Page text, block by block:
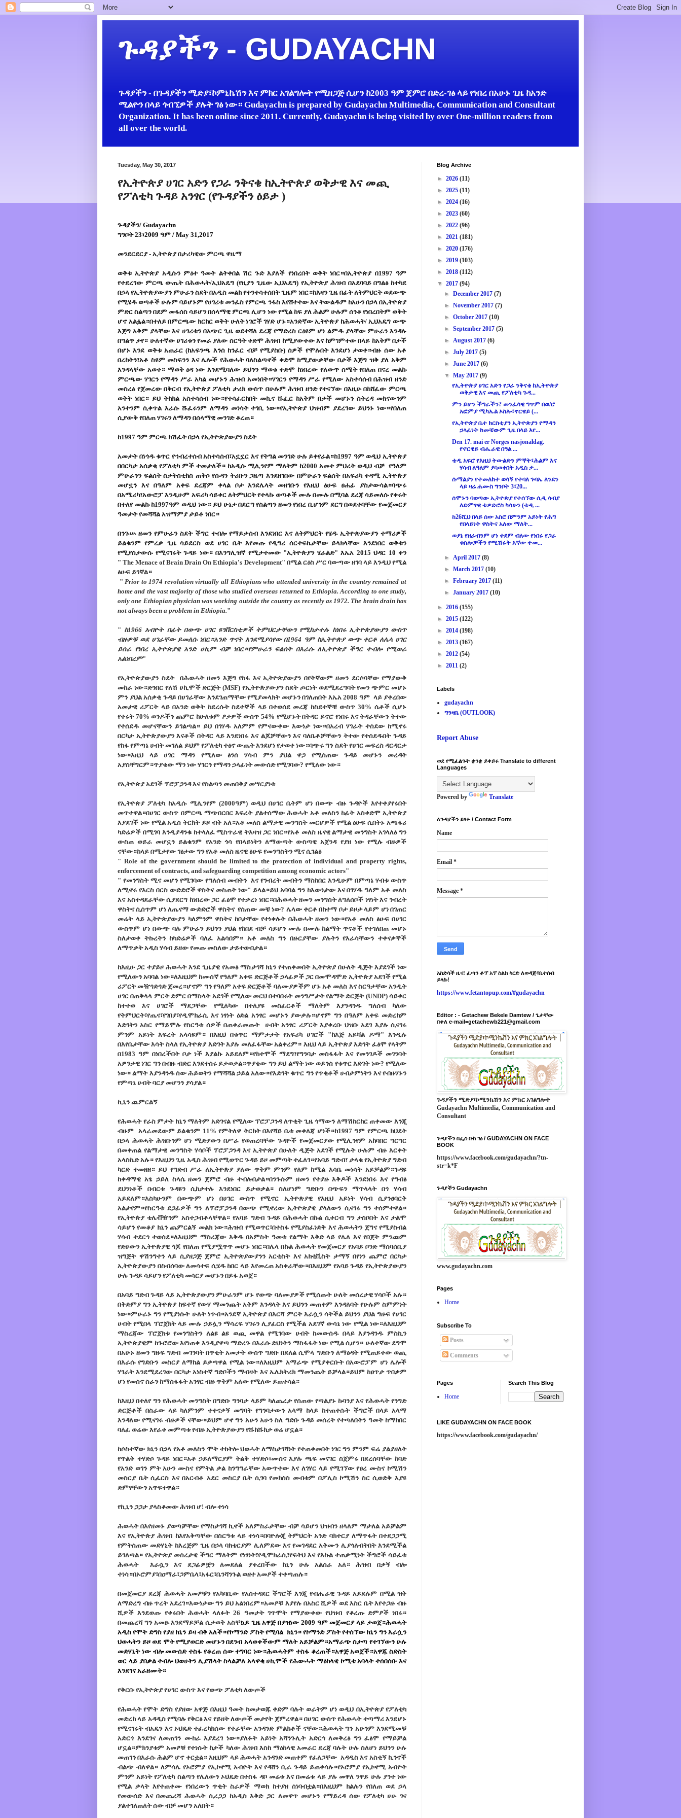
ጉዳያችን - GUDAYACHN
ጉዳያችን - በጉዳያችን ሚድያ፣ኮምኒኬሽን እና ምክር አገልግሎት የሚዘጋጅ ሲሆን ከ2003 ዓም ጀምሮ በድረ-ገፅ ላይ የነበረ በአሁኑ ጊዜ ከአንድ
ሚልዮን በላይ ጎብኚዎች ያሉት ገፅ ነው። Gudayachn is prepared by Gudayachn Multimedia, Communication and Consultant
Organization. It has been online since 2011. Currently, Gudayachn is being visited by over One-million readers from
all over the world.
Tuesday, May 30, 2017
የኢትዮጵያ ሀገር አድን የጋራ ንቅናቄ ከኢትዮጵያ ወቅታዊ እና መጪ
የፖለቲካ ጉዳይ አንፃር (የጉዳያችን ዕይታ )
ጉዳያችን/ Gudayachn
ግንቦት 23፣2009 ዓም / May 31,2017
መንደርደርያ- ኢትዮጵያ በታሪካዊው ምርጫ ዋዜማ
ወቅቱ ኢትዮጵያ አዲሱን ምዕተዓመት ልትቀበል ሽር ጉድ እያለች የነበረበት ወቅት ነበር።በኢትዮጵያ በ1997 ዓም
የተደረገው ምርጫ ውጤት በሕወሓት/ኢህአዴግ (የዚያን ጊዜው ኢህአዴግ) የኢትዮጵያ ሕዝብ በአደባባይ በግልፅ ከተካደ
በኃላ የኢትዮጵያውያን ምሁራንስደት በአዲስ መልክ የተንቀሳቀሰበት ጊዜም ነበር።ከእዛን ጊዜ በፊት ለትምህርት ወደውጭ
የሚሄዱ ወጣቶች ሁሉም ባይሆኑም የሀገሪቱ መንፈስ የምርጫ ንፋስ እየሸተተው እና ትውልዱም ከአሁን በኃላ በኢትዮጵያ
ምድር ስልጣን በደም መፋሰስ ሳይሆን በሰላማዊ ምርጫሊሆን ነው የሚል ከፍ ያለ ሕልም ሁሉም ሰንቆ የነበረበትም ወቅት
ሆኖ አልፏል።በተለይ በምርጫው ክርክር ወቅት ሁለት ነገሮች ገሃድ ሆኑ።አንድኛው ኢትዮጵያ ከሕወሓት/ ኢህአዴግ ውጭ
እጅግ አቅም ያላቸው እና ሀገሪቱን በአጭር ጊዜ ወደተሻለ ደረጃ የማድረስ ርዕዩም ሆነ ልምዱ ያላቸው ምሁራን እንዳሉ
በግልጥ ታየ። ሁለተኛው ሀገሪቱን የመራ ያለው ስርዓት ቀድሞ ሕዝብ ከሚያውቀው እና ከምገምተው በላይ ከአቅም በታች
በሆኑ እንደ ወቅቱ አጠራር (ከአፍንጫ እንሰ ከንፈር ብቻ የሚያስቡ) ሰዎች የሞሉበት እንደሆነ ታወቀ።ብዙ ሰው አቶ
በረከትን፣አቶ ስዩም መስፍንን እናሌሎች የሕወሓት ባለስልጣኖች ቀድሞ ከሚያውቃቸው በታች እጅግ ዝቅ ያለ አቅም
እንዳላቸው አወቀ። ማወቅ ዕዳ ነው እንደሚባለው ይህንን ማወቁ ቀድሞ ከነበረው የለውጥ ስሜት የበለጠ በናረ መልኩ
ምርጫው ሃገርን የማዳንሥራ አካል መሆኑን ሕዝብ አመነበት።ሃገርን የማዳን ሥራ የሚለው አስተሳሰብ በሕዝብ ዘንድ
መስረፅ የጀመረው በቅርብ የኢትዮጵያ ፖለቲካ ታሪክ ውስጥ በሁሉም ሕዝብ ዘንድ የተናኘው በእዚሁ በከሸፈው ምርጫ
ወቅት ነበር። ይህ ትክክል አስተሳሰብ ነው።የተሳፈርክበት መኪና ሹፌር ከአቅም በታች መሆኑን ስትረዳ መክናውንም
አንተንም ሲቀጥል እራሱ ሹፈሩንም ለማዳን መነሳት ተገቢ ነው።የኢትዮጵያ ህዝብም ያደረገው ይህንኑ ነው።የበለጠ
ሲያውቅ የበለጠ ሃገሩን ለማዳን በሰላማዊ መንገድ ቆረጠ።
ከ1997 ዓም ምርጫ ክሽፈት በኃላ የኢትዮጵያውያን ስደት
አመታት በነጎዱ ቁጥር የኅብረተሰብ አስተሳሰብ፣አኗኗር እና የትግል መንገድ ሁሉ ይቀየራል።ከ1997 ዓም ወዲህ ኢትዮጵያ
በበርካታ አሰቃቂ የፖለቲካ ምች ተመታለች። ከአዲሱ ሚሊንየም ማለትም ከ2000 አመተ ምህረት ወዲህ ብቻ የዓለም
ምሁራንን ፍልሰት ስታትስቲክስ ጠቅሶ የሱዳን ትሪቡን ጋዜጣ እንደዘገበው በምሁራን ፍልሰት በአፍሪካ ቀዳሚ ኢትዮጵያ
መሆኗን እና በዓለም አቀፍ ደረጃም ቀላል ቦታ እንደሌላት መዘገቡን የእዚህ ፅሁፍ ፀሐፊ ያስታውሳል።ባጭሩ
በአሜሪካ፣አውሮፓ እንዲሁም አፍሪካ ሳይቀር ለትምህርት የተላኩ ወጣቶች ሙሉ በሙሉ በሚባል ደረጃ ሳይመለሱ የቀሩት
በተለየ መልኩ ከ1997ዓም ወዲህ ነው። ይህ ሁኔታ በደርግ የስልጣን ዘመን የነበረ ቢሆንም ደርግ በወደቀባቸው የመጀመርያ
ዓመታት የመሻሻል አዝማምያ ታይቶ ነበር።
በንጉሡ ዘመን የምሁራን ስደት ችግር ተብሎ የማይታሰብ እንደነበር እና ለትምህርት የሄዱ ኢትዮጵያውያን ተማሪዎች
ይልቁንም የምረቃ ጊዜ ሳይደርስ ወደ ሀገር ቤት እየመጡ የዲግሪ ሰርተፍኬታቸው ይላክላቸው እንደነበር ወቅቱን
የሚያስታውሱ የሚናገሩት ጉዳይ ነው። በእንግሊዝኛ የሚታተመው "ኢትዮጵያን ሄራልድ" እኤአ 2015 ህዳር 10 ቀን
"The Menace of Brain Drain On Ethiopia's Development" በሚል ርዕስ ሥር ባውጣው ዘገባ ላይ እንዲህ የሚል
ፅሁፍ ይገኛል።
"Prior to 1974 revolution virtually all Ethiopians who attended university in the country remained at
home and the vast majority of those who studied overseas returned to Ethiopia. According to one study,
only one Ethiopian physician was working outside the country as recently as 1972. The brain drain has
not always been a problem in Ethiopia."
" ከ1966 አብዮት በፊት በውጭ ሀገር ዩንቨርስቲዎች ትምህርታቸውን የሚከታተሉ ከነበሩ ኢትዮጵያውያን ውስጥ
ብዙዎቹ ወደ ሀገራቸው ይመለሱ ነበር።አንድ ጥናት እንደሚያሳየው በ1964 ዓም ከኢትዮጵያ ውጭ ቀርቶ ለሌላ ሀገር
ይሰራ የነበረ ኢትዮጵያዊ አንድ ሀኪም ብቻ ነበር።የምሁራን ፍልሰት በእራሱ ለኢትዮጵያ ችግር ተብሎ የሚወራ
አልነበረም"
የኢትዮጵያውያን ስደት በሕወሓት ዘመን እጅግ የከፋ እና ኢትዮጵያውያን በየትኛውም ዘመን ደርሶባቸው የማያውቅ
መከራ ነው።ድንበር የለሽ ሀኪሞች ድርጅት (MSF) የኢትዮጵያውያን ስደት ጦርነት ወደሚደረግባት የመን ጭምር መሆኑ
ምን ያህል አሰቃቂ ጉዳይ በሀገራቸው እንደገጠማቸው የሚያመላክት መሆኑን በገለጠበት እኤአ 2008 ዓም ላይ ያቀረበው
አመታዊ ሪፖርት ላይ በአንድ ወቅት ከደረሱት ስደተኞች ላይ በተወሰደ መረጃ ከስደተኞቹ ውስጥ 30% ሴቶች ሲሆኑ
የቀሩት 70% ወንዶችንጨምሮ ከሁለቱም ፆታዎች ውስጥ 54% የሚሆኑት በትዳር ይኖሮ የነበሩ እና ትዳራቸውን ትተው
የተሰደዱ መሆናቸውን ይገልጣል። ይህ በገሃዱ አለምም የምናውቀው እውነታ ነው።በአረብ ሃገራት ተሰደው ከሚኖሩ
በርካታ ኢትዮጵያውያን እናቶች በትዳር ላይ እንደነበሩ እና ልጆቻቸውን እና ባለቤቶቻቸውን ትተው የተሰደዱበት ጉዳይ
የከፋ የምጣኔ ሀብት መገለል ይህም የፖለቲካ ተፅኖ ውጤት እንደሆነ የታወቀ ነው።ባጭሩ ግን ስደት የሀገር መፍረስ ዳርዳርታ
ነው።እዚህ ላይ ሀገር ማዳን የሚለው ፅንሰ ሃሳብ ምን ያህልዋጋ የሚሰጠው ጉዳይ መሆኑን መረዳት
አያስቸግርም።ጥያቄው ማን ነው ሃገርን የማዳን ኃላፊነት መውሰድ የሚገባው? የሚለው ነው።
የኢትዮጵያ አደገች ፕሮፓጋንዳ እና የስልጣን መጠበቅያ መሣርያነቱ
የኢትዮጵያ ፖለቲካ ከአዲሱ ሚሊንየም (2000ዓም) ወዲህ በሀገር ቤትም ሆነ በውጭ ብዙ ጉዳዮች እየተቀያየሩበት
መጥተዋል።በሀገር ውስጥ በምርጫ ማጭበርበር እፍረት ያልተሰማው ሕወሓት አቶ መለስን ከፊት አስቀድሞ ኢትዮጵያ
እያደገች ነው የሚል አዲስ ትርክት ይዞ ብቅ አለ።አቶ መለስ ልማታዊ መንግስት መርሆዎች የሚል ፅሁፍ ሲበትኑ አጫፋሪ
ካድሬዎች በሚገባ እንዲያዳንቁ ከተላለፈ ሚስጥራዊ ትእዛዝ ጋር ነበር።የአቶ መለስ ዜናዊ ልማታዊ መንግስት አገላለፅ ግን
ውስጠ ወይራ መሆኗን ይልቁንም የአንድ ጎሳ የበላይነትን ለማውጣት ውስጣዊ አጀንዳ የያዘ ነው የሚሉ ብዙዎች
ናቸው።ከላይ በሚታየው ገፅታው ግን የአቶ መለስ ዜናዊ ፅሁፍ የመንግስትን ሚና ሲገልፅ
" Role of the government should be limited to the protection of individual and property rights,
enforcement of contracts, and safeguarding competition among economic actors"
" የመንግስት ሚና መሆን የሚገባው የግለሰብ መብትን እና የንብረት መብትን ማስከበር እንዲሁም በምጣኔ ሃብቱ ውስጥ
ለሚኖሩ የእርስ በርስ ውድድሮች ዋስትና መስጠት ነው" ይላል።ይህ አባባል ግን ከእውነታው እና በገሃዱ ዓለም አቶ መለስ
እና አስተዳደራቸው ሲያደርግ ከነበረው ጋር ፈፅሞ የተቃረነ ነበር።በሕወሓት ዘመን መንግስት ለግለሰቦች ነፃነት እና ንብረት
ዋስትና ሲሰጥም ሆነ ለጤናማ ውድድሮች ዋስትና የሰጠው መቼ ነው? ሌላው ቀርቶ በከተማ ቦታ ይዞታ ላይም ሆነ በገጠር
መሬት ላይ ኢትዮጵያውያን ካለምንም ዋስትና ከቦታቸው የተነቀሉት በሕወሓት ዘመን ነው።የአቶ መለስ ፅሁፍ በሀገር
ውስጥም ሆነ በውጭ ባሉ ምሁራን ይህንን ያህል የከበደ ብቻ ሳይሆን ሙሉ በሙሉ ከልማት ጥናቶች የተገለበጠ መሆኑ
ስለታወቀ ትኩረትን ከካድሬዎች ባለፈ አልሳበም። አቶ መለስ ግን በዙርያቸው ያሉትን የእራሳቸውን ተቀናቃኞች
ለማጥቃት አዲስ ሃሳብ ይዘው የመጡ መስለው ታይተውበታል።
ከእዚሁ ጋር ተያይዞ ሕወሓት እንደ ጊዜያዊ የአመፅ ማስታገሻ ክኒን የተጠቀመበት ኢትዮጵያ በሁለት ዲጅት እያደገች ነው
የሚለውን አባባል ነው።ለእዚህም ከሙሰኛ የዓለም አቀፍ ድርጅቶች ኃላፊዎች ጋር በመሞዳሞድ ኢትዮጵያ አደገች የሚል
ሪፖርት መዥጎድጎድ ጀመረ።ሆኖም ግን የዓለም አቀፍ ድርጅቶች ባለሙያዎችም ሆኑ አቶ መለስ እና ስርዓታቸው አንዲት
ሀገር በጠቅላላ ምርት ድምር በማስላት አደገች የሚለው መርህ በተባበሩት መንግሥታት የልማት ድርጅት (UNDP) ሳይቀር
ከተተወ እና ሀገሮች ማደጋቸው የሚለካው በተለያዩ መስፈርቶች ማለትም እያንዳንዱ ግለሰብ ካለው
የትምህርት፣የጤና፣የገበያ፣የዲሞክራሲ እና ነፃነት ዕድል አንፃር መሆኑን ያውቃሉ።ሆኖም ግን በዓለም አቀፍ መድረክም
እድገትን አስር የማይሞሉ የስርዓቱ ሰዎች በጠቀራመጡት ሀብት አንፃር ሪፖርት እያቀረቡ ህዝቡ አደገ እያሉ ሲናገሩ
ምንም አይነት እፍረት አላሳዩም። በእዚህ በቁጥር ማምታታት የአፍሪካ ሀገሮች "ከእጅ አይሻል ዶማ" እንዲሉ
በእየቤታቸው እሳት ስላለ የኢትዮጵያ እድገት እያሉ መለፈፋቸው አልቀረም። እዚህ ላይ ኢትዮጵያ እድገት ፈፅሞ የላትም
በ1983 ዓም በነበረችበት ቦታ ነች እያልኩ አይደለም።የከተሞች ማደግ፣የግንባታ መስፋፋት እና የመንገዶች መገንባት
አዎንታዊ ነገር ግን በብዙ ብድር እንደተሰሩ ይታወቃል።ጥያቄው ግን ይህ ልማት ነው ወይንስ የቁጥር እድገት ነው? የሚለው
ነው። ልማት እያንዳንዱ ሰው ሕይወትን የማሻሻል ኃይል አለው።የእድገት ቁጥር ግን የጥቂቶች ሀብታምነትን እና የብዙሃኑን
የምጣኔ ሀብት ባርያ መሆንን ያሳያል።
ኪኒን ጨምርልኝ
የሕወሓት የራስ ምታት ክኒን ማለትም አድገናል የሚለው ፕሮፓጋንዳ ለጥቂት ጊዜ ጎማውን ለማሽከርከር ጠቀመው እንጂ
ብዙም አላራመደውም ይልቁንም 11% የምትለዋ ትርክት በእየሻይ ቤቱ መቀለጃ ሆነች።ከ1997 ዓም የምርጫ ክህደት
በኃላ ሕወሓት ሕዝቡንም ሆነ ሚድያውን በሥራ የወጠረባቸው ጉዳዮች የመጀመርያው የሚሊንየም አከባበር ግርግር
በመቀጠል የልማታዊ መንግስት ሃሳቦች ፕሮፓጋንዳ እና ኢትዮጵያ በሁለት ዲጅት አደገች የሚሉት ሁሉም ብዙ እርቀት
አላስኬድ አሉ። የእዚህን ጊዜ አዲስ ሕዝብ የሚወጥር ጉዳይ ይዞ መምጣት ተፈለገ።የአባይ ግድብ፣ ታላቁ የኢትዮጵያ ግድብ
ካርድ ተመዘዘ። ይህ የግድብ ሥራ ለኢትዮጵያ ያለው ጥቅም ምንም የለም ከሚል እሳቤ መነሳት አይቻልም።ጉዳዩ
ከቀዳማዊ አፄ ኃይለ ስላሴ ዘመን ጀምሮ ብዙ ተብሎበታል።በንጉሱም ዘመን የተያዙ እቅዶች እንደነበሩ እና የግብፅ
ደህንነቶች በብርቱ ጉዳዩን ሲከታተሉ እንደነበር ይታወቃል። ስለሆነም ግድቡን በጭፍን ማጥላላት በጎ ሃሳብ
አይደለም።እስካሁንም በውጭም ሆነ በሀገር ውስጥ የሚኖር ኢትዮጵያዊ የእዚህ አይነት ሃሳብ ሲያንፀባርቅ
አልታየም።የስርዓቱ ደጋፊዎች ግን ለፕሮፓጋንዳ በውጭ የሚኖረው ኢትዮጵያዊ ያላለውን ሲናገሩ ግን ተሰምተዋል።
የኢትዮጵያቴሌቭዥንም አስተጋብቶላቸዋል። የአባይ ግድብ ጉዳይ በሕወሓት በኩል ሲቀርብ ግን ታስቦበት እና ታልሞ
ሳይሆን የመቆያ ክኒን ጨምርልኝ መልክ ነው።ሕዝብ የሚወጥር፣በተስፋ የሚያስፈነድቅ እና ሕወሓትን ጀግና የሚያስብል
ሃሳብ ተደርጎ ተወሰደ።ለእዚህም ማስረጃው እቅዱ በአምስት ዓመቱ የልማት እቅድ ላይ የሌለ እና የበጀት ምንጩም
የድሀውን ኢትዮጵያዊ ጎጆ የበለጠ የሚያሟጥጥ መሆኑ ነበር።በሌላ በኩል ሕወሓት የመጀመርያ የአባይ ቦንድ ማሰባሰቢያ
ዝግጅት ዋሽንግተን ላይ ሲያዘጋጅ ጀምሮ ኢትዮጵያውያንን አርቲስት እና አክቲቪስት ታማኝ በየነን ጨምሮ በርካታ
ኢትዮጵያውያን በስብሰባው ለመሳተፍ ሲሄዱ ከበር ላይ እየመረጠ አስቀራቸው።በእዚህም የአባይ ጉዳይ የኢትዮጵያውያን
ሁሉ ጉዳይ ሳይሆን የፖለቲካ መሳርያ መሆኑን በይፋ አወጀ።
በአባይ ግድብ ጉዳይ ላይ ኢትዮጵያውያን ምሁራንም ሆኑ የውጭ ባለሙያዎች የሚሰጡት ሁለት መሰረታዊ ሃሳቦች አሉ።
በቅድምያ ግን ኢትዮጵያ ከፍተኛ የውሃ ማመንጨት አቅም እንዳላት እና ይህንን መጠቀም እንዳለባት የሁሉም ስምምነት
ነው።ምሁራኑ ግን የሚያነሱት ሁለት ነጥብ።አንደኛ ኢትዮጵያ በእርሻ ምርት እራሷን ሳትችል ይህንን ያህል ግዙፍ የሀገር
ሀብት የሚበላ ፕሮጀክት ላይ ሙሉ ኃይሏን ማሳረፍ ሃገሩን ሊያፈርስ የሚችል አደገኛ ውሳኔ ነው የሚል ነው።ለእዚህም
ማስረጃው ፕሮጀክቱ የመንግስትን ለልዩ ልዩ ወጪ መዋል የሚገባው ሀብት ከመውሰዱ በላይ እያንዳንዱ ምስኪን
ኢትዮጵያዊም ከጉሮሮው እየነጠቀ እንዲያዋጣ ማድረጉ በእራሱ ድህነትን ማስፋፋት ነው የሚል ሲሆን። ሁለተኛው ደግሞ
በአሁኑ ዘመን ግዙፍ ግድብ መገንባት በጥቂት አመታት ውስጥ ግድቡ በደለል ሲሞላ ግድቡን ለማፅዳት የሚጠይቀው ወጪ
በእራሱ የግድቡን መስርያ ለማከል ይቃጣዋል የሚል ነው።ለእዚህም አማራጭ የሚያቀርቡት በአውሮፓም ሆነ ሌሎች
ሃገራት እንደሚደረገው በርካታ አነስተኛ ግድቦችን ማብዛት እና ኤሌክትሪክ ማመንጨት ይቻላል።ይህም ከፀጥታ ጥበቃም
ሆነ የመስኖ ስራን ከማስፋፋት አንፃር ብዙ ጥቅም አለው የሚለው ይጠቀሳል።
ከእዚህ በተለየ ግን የሕወሓት መንግስት በግድቡ ግንባታ ላይም ካለጨረታ የሰጠው የጣልያኑ ኩባንያ እና የሕወሓት የንግድ
ድርጅቶች በስራው ላይ ካለምንም ተቀናቃኝ መግባት የግንባታውን አላማ ከላይ ከተጠቀሱት ችግሮች በላይ አላማ
እንዳለው የሚናገሩ ብዙዎች ናቸው።ይህም ሆኖ ግን አሁን አሁን ስለ ግድቡ ጉዳይ መሰረት የተጣለበትን ዓመት ከማክበር
ባለፈ ወሬው እየራቀ መምጣቱ የብዙ ኢትዮጵያውያን የሹክሹክታ ወሬ ሆኗል።
ከሶስተኛው ክኒን በኃላ የአቶ መለስን ሞት ተከትሎ ህወሓት ለማስታገሻነት የተጠቀመበት ነገር ግን ምንም ፍሬ ያልያዘለት
የጥልቅ ተሃድሶ ጉዳይ ነበር።አቶ ኃይለማርያም ትልቅ ተሃድሶ፣ሙስና እያሉ ጫፍ መናገር ስጀምሩ በደረሰባቸው ከባድ
የአንድ ወገን ምት አሁን ሙስና የምትል ቃል ከንግግራቸው አውጥተው እና ለገሃር ላይ የሚገኘው የፀረ ሙስና ኮሚሽን
መስርያ ቤት ሲፈርስ እና በአርብቶ አደር መስርያ ቤት ሲገባ የመክሰስ መብቱም በፖሊስ ኮሚሽን ስር ሲወድቅ እያዩ
ድምፃቸውን አጥፍተዋል።
የኪኒን ጋጋታ ያላስቆመው ሕዝብ ሆ! ብሎ ተነሳ
ሕወሓት በእየዘመኑ ያወጣቻቸው የማስታገሻ ኪኖች አለምስራታቸው ብቻ ሳይሆን ህዝብን ዘላለም ማታለል አይቻልም
እና የኢትዮጵያ ሕዝብ ከእየአቅጣቸው በስርዓቱ ላይ ተነሳ።በባዮሎጂ ትምህርት አንድ ባክተርያ ለማጥፋት በተደጋጋሚ
የምትሰጠው መድሃኒት ከእረጅም ጊዜ በኃላ ባክቴርያም ሊለምደው እና የመገዳደር አቅሙን ሊያጎለብትበት እንደሚችል
ይገለጣል። የኢትዮጵያ መሰረታዊ ችግር ማለትም የነፃነት፣የዲሞክራሲ፣የፍትህ እና የእኩል ተጠቃሚነት ችግሮች ሳይፈቱ
ሕወሓት እራሷን እና ደጋፊዎቿን ለመደለል ያቀረበችው ክኒን ሁሉ አልሰራ አለ። ሕዝብ በቃኝ ብሎ
ተነሳ።በኦሮምያ፣በዐማራ፣ጋምቤላ፣አፋር፣ቤንሻንጉል ወዘተ አመፆች ተቀጣጠሉ።
በመጀመርያ ደረጃ ሕወሓት አመፆቹን የአካባቢው የአስተዳደር ችግሮች እንጂ የብሔራዊ ጉዳይ አይደሉም በሚል ዝቅ
ለማድረግ ብዙ ጥረት አደረገ።እውነታው ግን ይህ አልነበረም።አመፆቹ እያየሉ በአስርሺዎች ወደ እስር ቤት እየተጋዙ ብዙ
ሺዎች እንደወጡ የቀሩበት ሕወሓት ላለፉት 26 ዓመታት ገጥሞት የማያውቀው የህዝብ የቆረጡ ድምፆች ነበሩ።
በመጨረሻ ግን አመፁ እንደማይቻል ሲታወቅ አስቸኳይ ጊዜ አዋጅ በያዝነው 2009 ዓም መጀመርያ ላይ ታወጀ።ሕወሓት
አዲስ የሞት ድግስ የያዘ ክኒን ይዛ ብቅ አለች።የኮማንድ ፖስት የሚባል ክኒን። የኮማንድ ፖስት የተሰኘው ክኒን ግን እራሷን
ህወሓትን ይዞ ወደ ሞት የሚያወርድ መሆኑን በደንብ አላወቀችውም ማለት አይቻልም።አማራጭ ስታጣ የተገኘውን ሁሉ
መድሃኒት ነው ብሎ መውሰድ ተስፋ የቆረጠ ሰው ተግባር ነው።ሕወሓትም ተስፋ ቆረጠች።አዋጅ አወጀች።አዋጁ ስድስት
ወር ላይ ያበቃል ተብሎ ህወሀትን ሊያሽላት ስላልቻለ አላዋቂ ሀኪሞች የሕውሓት ማዕከላዊ ኮሚቴ አባላት ተሰበሰቡ እና
እንደገና አራዘሙት።
የቅርቡ የኢትዮጵያ የሀገር ውስጥ እና የውጭ ፖለቲካ ለውጦች
የሕወሓት የሞት ድግስ የያዘው አዋጅ በእዚህ ዓመት ከመታወጁ ቀድም ባሉት ወራትም ሆነ ወዲህ በኢትዮጵያ የፖለቲካ
መድረክ ላይ አዳዲስ የሚባሉ የቅርፅ እና የይዘት ለውጦች መታየት ጀምረዋል። በሀገር ውስጥ የሕወሓት ተጣማሪ እንደሆኑ
የሚናገሩት ብአዴን እና ኦህዴድ ተፈረካክሰው የቀራቸው አንዳንድ ምልክቶች ናቸው።ሕወሓት ግን አሁንም እንደሚመቹ
አድርጎ እንደገና ለመጠገን ሙከራ እያደረገ ነው።ያለፉት አይነት አሻንጉሊት አድርጎ ለመቅረፅ ግን ፈፅሞ የማይቻል
ሆኗል።ምክንያቱም አመፆቹ የተነሱት ከታች ካለው ሕዝብ እስከ ማዕከላዊ አመራር ደረጃ ባሉት ሁሉ ስለሆነ ይህንን ሁሉ
መጠገን በእራሱ ሕልም ሆኖ ቀርቷል። እዚህም ላይ ሕወሓት አንዳንድ መጠቀም የፈለጋቸው አዳዲስ እና አስቂኝ ኪንኖች
ብልጭ ብለዋል። ለምሳሌ የኦሮምያ የኢኮኖሚ አብዮት እና የዳሸን ቢራ ጉዳይ ይጠቀሳሉ።የኦሮምያ የኢኮኖሚ አብዮት
ምንም አይነት የፖለቲካ ስልጣን የሌለውን ኦህዴድ በተስፋ ዳቦ መሬቱ እና በመሬቱ ላይ ያሉ መዋለ ንዋይ ሁሉ ያንተ ነው
የሚል ቃላት እየተጠቀሙ የነበረውን ጥቂት ስራዎች ማወክ ከተያዘ ሰነባብቷል።በእዚህም ክልሉን የበለጠ ወደ ኃላ
የመውሰድ እና በመጨረሻ ሕወሓት ሲረጋጋ ከአዲስ እቅድ ጋር ለመዋጥ መሆኑን የማይረዳ ሰው የፖለቲካ ሀሁ ገና
ያልተገለጠለት ሰው ብቻ መሆን አለበት።
Blog Archive
► 2026 (11)
► 2025 (11)
► 2024 (16)
► 2023 (60)
► 2022 (96)
► 2021 (181)
► 2020 (176)
► 2019 (103)
► 2018 (112)
▼ 2017 (94)
►December 2017(7)
►November 2017(7)
►October 2017(10)
►September 2017(5)
►August 2017(6)
►July 2017(5)
►June 2017(6)
▼May 2017(9)
የኢትዮጵያ ሀገር አድን የጋራ ንቅናቄ ከኢትዮጵያ
ወቅታዊ እና መጪ የፖለቲካ ጉዳ...
ምን ይሆን ችግራችን? መንፈሳዊ ግጥም በወ/ሮ
አፎምያ ሚካኤል ኦስሎ፣ኖርዌይ (...
የኢትዮጵያ ቤተ ክርስቲያን ኢትዮጵያን የማዳን
ኃላፊነት ከመቼውም ጊዜ በላይ እየ...
Den 17. mai er Norges nasjonaldag.
የኖርዌይ ብሔራዊ በዓል ...
ቴዲ አፍሮ የእዚህ ትውልድን ምኞት፣ሕልም እና
ሃሳብ ለዓለም ያሳወቀበት አዲስ ቃ...
ሱማልያን የተመለከተ ወሳኝ የተባለ ጉባኤ ለንደን
ላይ ዛሬ ሐሙስ ግንቦት 3፣20...
ሰሞኑን ባወጣው ኢትዮጵያ የተሰኘው ሲዲ ሳብያ
ለድምፃዊ ቴዎድሮስ ካሳሁን (ቴዲ ...
ከ26ሺህ በላይ ሰው አስሮ በምንም አይነት የሕግ
የበላይነት ዋስትና አለው ማለት...
ወያኔ የዘራብንም ሆነ ቀደም ብለው የነበሩ የጋራ
ቁስሎቻችን የሚሽሩት እኛው ተመ...
►April 2017(8)
►March 2017(10)
►February 2017(11)
►January 2017(10)
► 2016 (155)
► 2015 (122)
► 2014 (198)
► 2013 (167)
► 2012 (54)
► 2011 (2)
Labels
gudayachn
ግንዛቤ (OUTLOOK)
Report Abuse
ወደ የሚፈልጉት ቋንቋ ይቀይሩ Translate to different
Languages
Powered by Translate
ለጉዳያችን ይፃፉ / Contact Form
Name
Email *
Message *
አስድሳች ዜና! ፈጣን ቶፕ አፕ ስልክ ካርድ ለወዳጅ፣ቤተሰብ
ይላኩ!
https://www.fetantopup.com/#gudayachn
Editor : - Getachew Bekele Damtew / ጌታቸው
በቀለ e-mail=getachewb221@gmail.com
ጉዳያችን ሚድያ፣ኮሚንኬሽን እና ምክር አገልግሎት
Gudayachn Multimedia, Communication and
Consultant
ጉዳያችን በፌስ ቡክ ገፅ / GUDAYACHN ON FACE
BOOK
https://www.facebook.com/gudayachn/?tn-
str=k*F
ጉዳያችን Gudayachn
www.gudayachn.com
Pages
Home
Subscribe To
Posts
Comments
Pages
Home
Search This Blog
LIKE GUDAYACHN ON FACE BOOK
https://www.facebook.com/gudayachn/